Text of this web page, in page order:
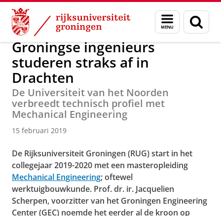
Skip
Content
Skip
Navigation
Menu
en
zoeken
Over ons Actueel Nieuws Nieuwsberichten
Groningse ingenieurs
studeren straks af in
Drachten
De Universiteit van het Noorden
verbreedt technisch profiel met
Mechanical Engineering
15 februari 2019
De Rijksuniversiteit Groningen (RUG) start in het
collegejaar 2019-2020 met een masteropleiding
Mechanical Engineering; oftewel
werktuigbouwkunde. Prof. dr. ir. Jacquelien
Scherpen, voorzitter van het Groningen Engineering
Center (GEC) noemde het eerder al de kroon op